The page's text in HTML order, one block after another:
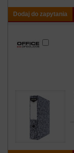
Dodaj do zapytania